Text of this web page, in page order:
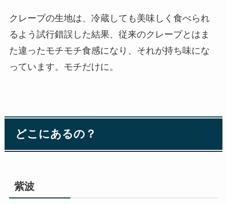
クレープの生地は、冷蔵しても美味しく食べられ
るよう試行錯誤した結果、従来のクレープとはま
た違ったモチモチ食感になり、それが持ち味にな
っています。モチだけに。
どこにあるの？
紫波